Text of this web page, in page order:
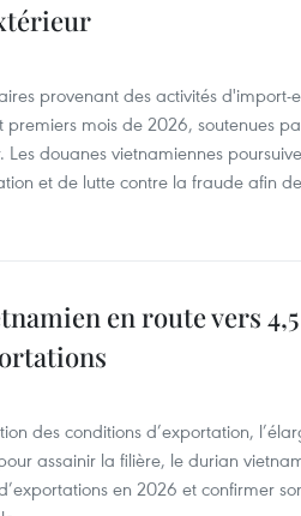
provenant des activités d'import-
premiers mois de 2026, soutenues
Les douanes vietnamiennes
et de lutte contre la fraude afin
en route vers
des conditions d’exportation,
assainir la filière, le durian
en 2026 et confirmer